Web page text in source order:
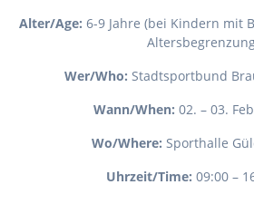
Alter/Age: 6-9 Jahre (bei Kindern mit
Wer/Who: Stadtsportbund
Wann/When: 02. – 03.
Wo/Where: Sporthalle
Uhrzeit/Time: 09:00 –